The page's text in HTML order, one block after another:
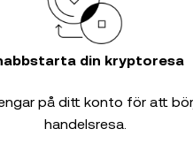
din kryptoresa
på ditt konto för att
handelsresa.